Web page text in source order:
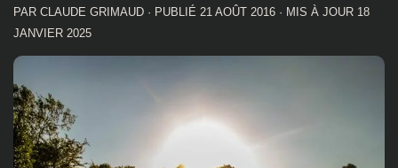
PAR CLAUDE GRIMAUD · PUBLIÉ 21 AOÛT 2016 · MIS À JOUR 18
JANVIER 2025